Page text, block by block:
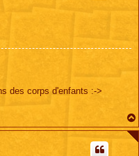
des corps d'enfants :->